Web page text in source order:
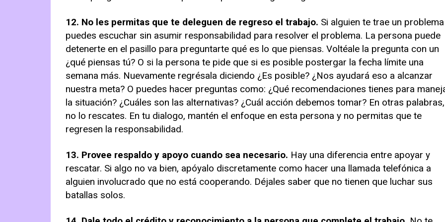
12. No les permitas que te deleguen de regreso el trabajo. Si alguien te trae un problema
puedes escuchar sin asumir responsabilidad para resolver el problema. La persona puede
detenerte en el pasillo para preguntarte qué es lo que piensas. Voltéale la pregunta con un
¿qué piensas tú? O si la persona te pide que si es posible postergar la fecha límite una
semana más. Nuevamente regrésala diciendo ¿Es posible? ¿Nos ayudará eso a alcanzar
nuestra meta? O puedes hacer preguntas como: ¿Qué recomendaciones tienes para
la situación? ¿Cuáles son las alternativas? ¿Cuál acción debemos tomar? En otras palabras,
no lo rescates. En tu dialogo, mantén el enfoque en esta persona y no permitas que te
regresen la responsabilidad.
13. Provee respaldo y apoyo cuando sea necesario. Hay una diferencia entre apoyar y
rescatar. Si algo no va bien, apóyalo discretamente como hacer una llamada telefónica a
alguien involucrado que no está cooperando. Déjales saber que no tienen que luchar sus
batallas solos.